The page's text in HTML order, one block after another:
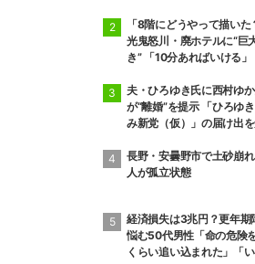
ある」
「8階にどうやって描いた
光鬼怒川・廃ホテルに“巨
き” 「10分あればいける」
ィストらが見解
夫・ひろゆき氏に西村ゆ
が“離婚”を提示 「ひろゆ
み新党（仮）」の届け出
態で夫婦を続けるのは無
長野・安曇野市で土砂崩
人が孤立状態
経済損失は3兆円？更年期
悩む50代男性「命の危険
くらい追い込まれた」「